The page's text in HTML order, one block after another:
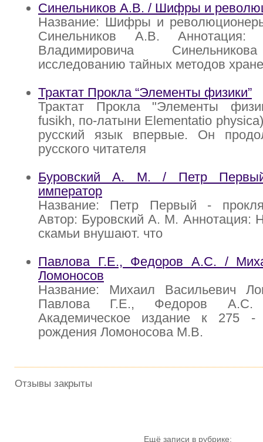
Синельников А.В. / Шифры и
Название: Шифры и
Синельников А.В. Аннотация:
Владимировича
исследованию тайных методов
Трактат Прокла “Элементы физики”
Трактат Прокла "Элементы
fusikh, по-латыни Elementatio
русский язык впервые. Он
русского читателя
Буровский А. М. / Петр
император
Название: Петр Первый -
Автор: Буровский А. М. Аннотация:
скамьи внушают. что
Павлова Г.Е., Федоров А.С. /
Ломоносов
Название: Михаил Васильевич
Павлова Г.Е., Федоров
Академическое издание к 275
рождения Ломоносова М.В.
Отзывы закрыты
Ещё записи в рубрике: